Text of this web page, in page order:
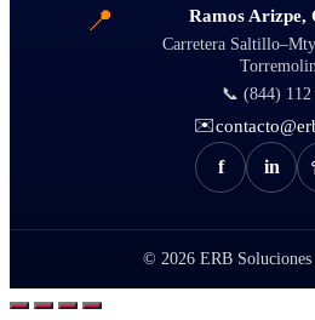
📍 Ramos Arizpe,
Carretera
📞 (844) 112
✉️
f in
© 2026 ERB